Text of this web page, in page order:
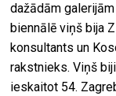
dažādām
biennālē viņš bija
konsultants un
rakstnieks. Viņš
ieskaitot 54.